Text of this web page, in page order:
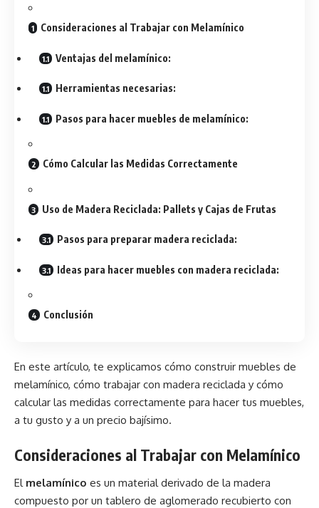
Consideraciones al Trabajar con Melamínico
Ventajas del melamínico:
Herramientas necesarias:
Pasos para hacer muebles de melamínico:
Cómo Calcular las Medidas Correctamente
Uso de Madera Reciclada: Pallets y Cajas de Frutas
Pasos para preparar madera reciclada:
Ideas para hacer muebles con madera reciclada:
Conclusión
En este artículo, te explicamos cómo construir muebles de
melamínico, cómo trabajar con madera reciclada y cómo
calcular las medidas correctamente para hacer tus muebles,
a tu gusto y a un precio bajísimo.
Consideraciones al Trabajar con Melamínico
El melamínico es un material derivado de la madera
compuesto por un tablero de aglomerado recubierto con